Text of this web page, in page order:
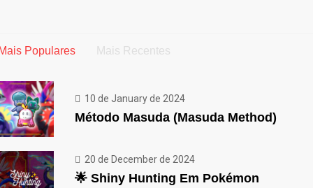
Populares Mais Recentes
10 de January de 2024
Método Masuda (Masuda Method)
20 de December de 2024
🌟 Shiny Hunting Em Pokémon